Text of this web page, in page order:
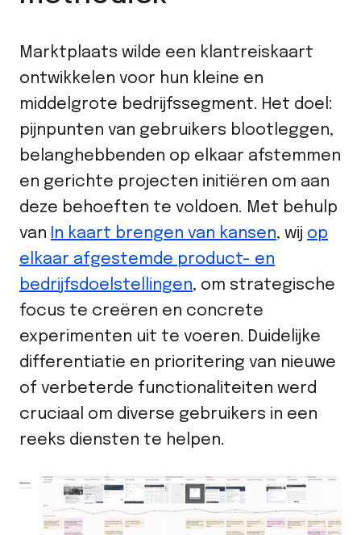
Marktplaats wilde een klantreiskaart
ontwikkelen voor hun kleine en
middelgrote bedrijfssegment. Het doel:
pijnpunten van gebruikers blootleggen,
belanghebbenden op elkaar afstemmen
en gerichte projecten initiëren om aan
deze behoeften te voldoen. Met behulp
van In kaart brengen van kansen, wij op
elkaar afgestemde product- en
bedrijfsdoelstellingen, om strategische
focus te creëren en concrete
experimenten uit te voeren. Duidelijke
differentiatie en prioritering van nieuwe
of verbeterde functionaliteiten werd
cruciaal om diverse gebruikers in een
reeks diensten te helpen.